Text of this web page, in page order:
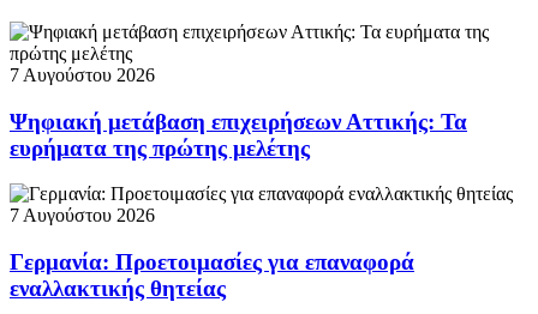
7 Αυγούστου 2026
Ψηφιακή μετάβαση επιχειρήσεων Αττικής: Τα
ευρήματα της πρώτης μελέτης
7 Αυγούστου 2026
Γερμανία: Προετοιμασίες για επαναφορά
εναλλακτικής θητείας